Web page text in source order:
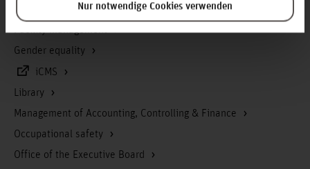
Nur notwendige Cookies verwenden
Executive Board
Facility management
Gender equality
iCMS
Library
Management of Accounting, Controlling & Finance
Occupational safety
Office of the Executive Board